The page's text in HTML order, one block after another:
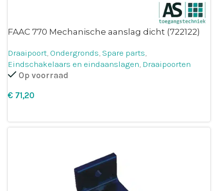
FAAC 770 Mechanische aanslag dicht (722122)
Draaipoort, Ondergronds, Spare parts,
Eindschakelaars en eindaanslagen, Draaipoorten
Op voorraad
€